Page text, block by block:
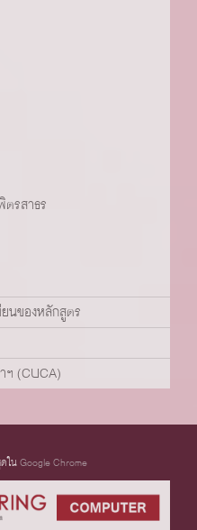
รสาธร
นของหลักสูตร
(CUCA)
ในGoogle Chrome